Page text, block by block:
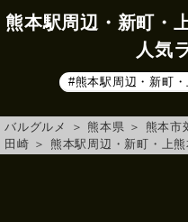
熊本駅周辺・新町・
人気
#熊本駅周辺・新町
バルグルメ ＞ 熊本県 ＞ 熊本市
田崎 ＞ 熊本駅周辺・新町・上